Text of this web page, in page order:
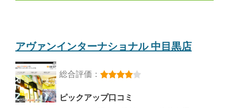
アヴァンインターナショナル 中目黒店
総合評価：
ピックアップ口コミ